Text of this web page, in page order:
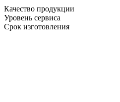
Качество продукции
Уровень сервиса
Срок изготовления